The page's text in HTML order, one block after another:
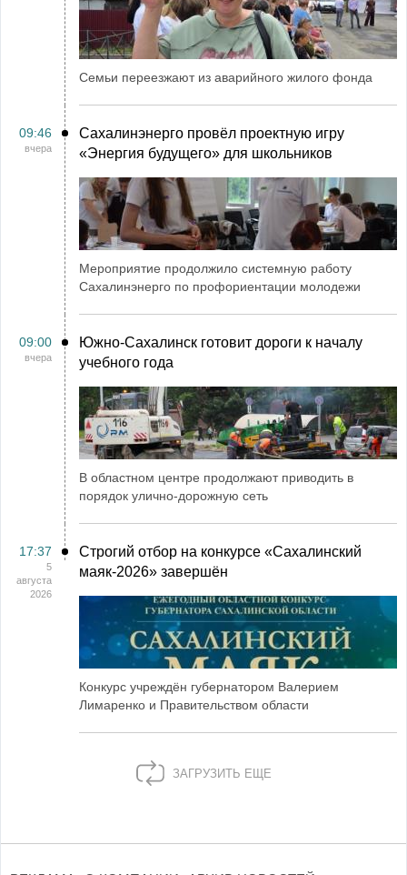
Семьи переезжают из аварийного жилого фонда
09:46
вчера
Сахалинэнерго провёл проектную игру
«Энергия будущего» для школьников
Мероприятие продолжило системную работу
Сахалинэнерго по профориентации молодежи
09:00
вчера
Южно-Сахалинск готовит дороги к началу
учебного года
В областном центре продолжают приводить в
порядок улично-дорожную сеть
17:37
5
августа
2026
Строгий отбор на конкурсе «Сахалинский
маяк‑2026» завершён
Конкурс учреждён губернатором Валерием
Лимаренко и Правительством области
ЗАГРУЗИТЬ ЕЩЕ